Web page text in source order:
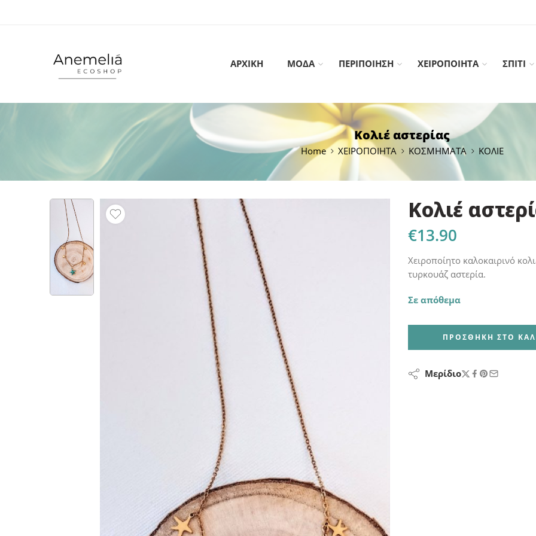
ΑΡΧΙΚΗ ΜΟΔΑ ΠΕΡΙΠΟΙΗΣΗ ΧΕΙΡΟΠΟΙΗΤΑ ΣΠΙΤΙ
Κολιέ αστερίας
Home ΧΕΙΡΟΠΟΙΗΤΑ ΚΟΣΜΗΜΑΤΑ ΚΟΛΙΕ
Κολιέ
€13.90
Χειροποίητο καλοκαιρινό
τυρκουάζ αστερία.
Σε απόθεμα
ΠΡΟΣΘΉΚΗ ΣΤΟ
Μερίδιο